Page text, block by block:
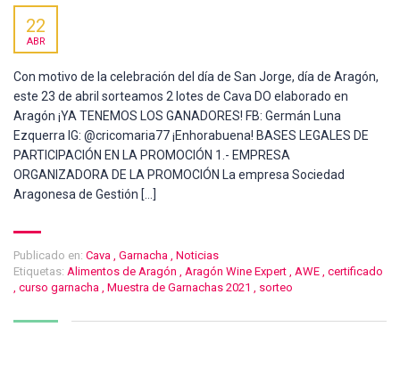
22
ABR
Con motivo de la celebración del día de San Jorge, día de Aragón,
este 23 de abril sorteamos 2 lotes de Cava DO elaborado en
Aragón ¡YA TENEMOS LOS GANADORES! FB: Germán Luna
Ezquerra IG: @cricomaria77 ¡Enhorabuena! BASES LEGALES DE
PARTICIPACIÓN EN LA PROMOCIÓN 1.- EMPRESA
ORGANIZADORA DE LA PROMOCIÓN La empresa Sociedad
Aragonesa de Gestión […]
Publicado en: Cava , Garnacha , Noticias
Etiquetas: Alimentos de Aragón , Aragón Wine Expert , AWE , certificado
, curso garnacha , Muestra de Garnachas 2021 , sorteo